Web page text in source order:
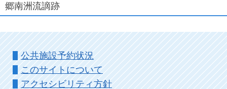
郷南洲流謫跡
公共施設予約状況
このサイトについて
アクセシビリティ方針